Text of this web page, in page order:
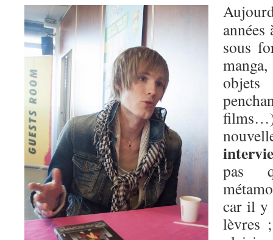
sous
pas
car il y
lèvres